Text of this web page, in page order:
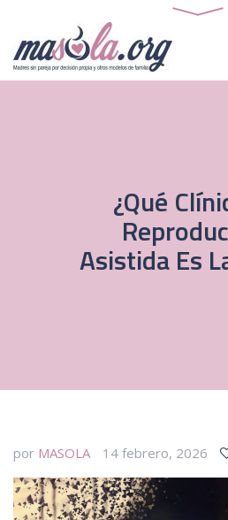
¿Qué
Asistida Es
por MASOLA 14 febrero, 2026